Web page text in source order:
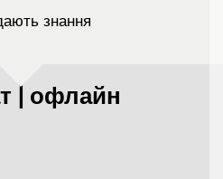
знання
| офлайн